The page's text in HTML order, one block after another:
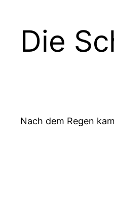
Die
Nach dem Regen